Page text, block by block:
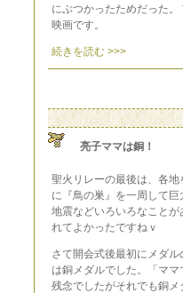
にぶつかったためだった
映画です。
続きを読む >>>
亮子ママは銅！
聖火リレーの最後は、各
に『鳥の巣』を一周して
地震などいろいろなこと
れてよかったですねｖ
さて開会式後最初にメダ
は銅メダルでした。「マ
残念でしたがそれでも銅